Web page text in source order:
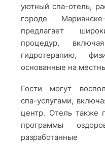
уютный спа-отель,
городе
предлагает
процедур,
гидротерапию,
основанные на
Гости могут
спа-услугами,
центр. Отель также
программы
разработанные